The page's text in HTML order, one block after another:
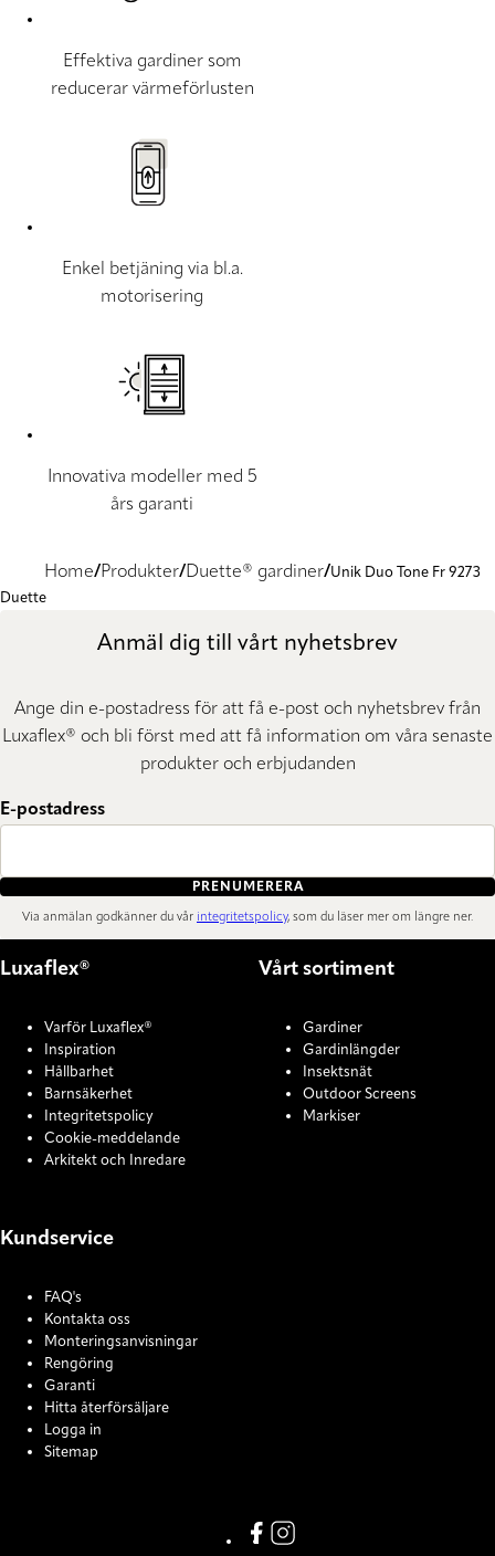
Effektiva gardiner som
reducerar värmeförlusten
Enkel betjäning via bl.a.
motorisering
Innovativa modeller med 5
års garanti
Home Produkter Duette® gardiner Unik Duo Tone Fr 9273
Duette
Anmäl dig till vårt nyhetsbrev
Ange din e-postadress för att få e-post och nyhetsbrev från
Luxaflex® och bli först med att få information om våra senaste
produkter och erbjudanden
E-postadress
PRENUMERERA
Via anmälan godkänner du vår integritetspolicy, som du läser mer om längre ner.
Luxaflex®
Varför Luxaflex®
Inspiration
Hållbarhet
Barnsäkerhet
Integritetspolicy
Cookie-meddelande
Arkitekt och Inredare
Vårt sortiment
Gardiner
Gardinlängder
Insektsnät
Outdoor Screens
Markiser
Kundservice
FAQ's
Kontakta oss
Monteringsanvisningar
Rengöring
Garanti
Hitta återförsäljare
Logga in
Sitemap
Link missing Display text from
Link missing Display text